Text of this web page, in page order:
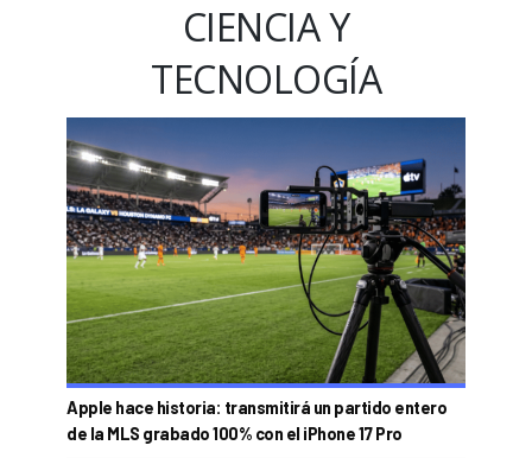
CIENCIA Y
TECNOLOGÍA
Apple hace historia: transmitirá un partido entero
de la MLS grabado 100% con el iPhone 17 Pro